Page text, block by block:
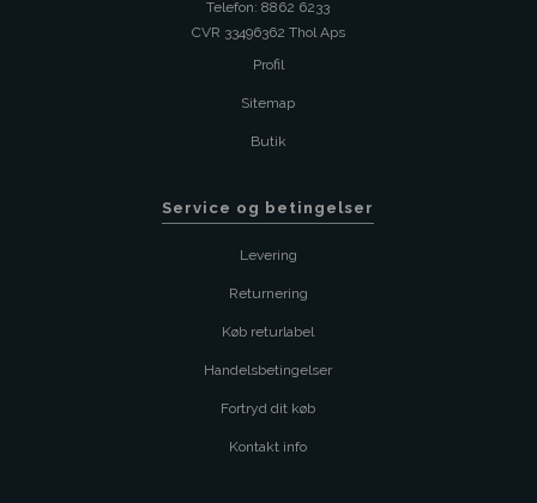
Telefon: 8862 6233
CVR 33496362 Thol Aps
Profil
Sitemap
Butik
Service og betingelser
Levering
Returnering
Køb returlabel
Handelsbetingelser
Fortryd dit køb
Kontakt info